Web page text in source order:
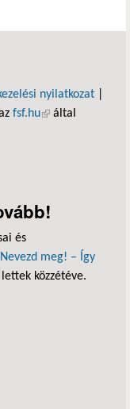
nyilatkozat
fsf.hu(külső hivatkozás)
által
és
meg! – Így
közzétéve.